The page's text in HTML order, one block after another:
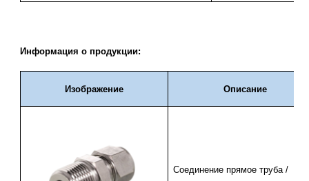
Информация о продукции:
Изображение Описание
Соединение прямоетруба /